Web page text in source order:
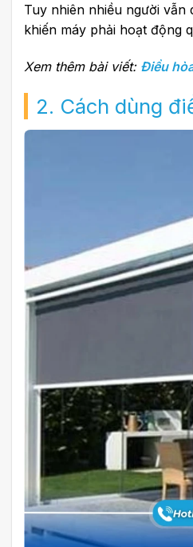
Tuy nhiên nhiều người
khiến máy phải hoạt động
Xem thêm bài viết: Điều
2. Cách dùng